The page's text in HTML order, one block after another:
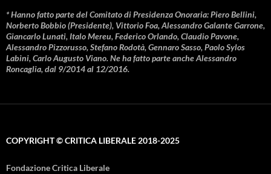
* Hanno fatto parte del Comitato di Presidenza Onoraria: Piero Bellini,
Norberto Bobbio (Presidente), Vittorio Foa, Alessandro Galante Garrone,
Giancarlo Lunati, Italo Mereu, Federico Orlando, Claudio Pavone,
Alessandro Pizzorusso, Stefano Rodotà, Gennaro Sasso, Paolo Sylos
Labini, Carlo Augusto Viano. Ne ha fatto parte anche Alessandro
Roncaglia, dal 9/2014 al 12/2016.
COPYRIGHT © CRITICA LIBERALE 2018-2025
Fondazione Critica Liberale